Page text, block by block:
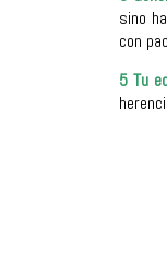
sino
con
5 Tu